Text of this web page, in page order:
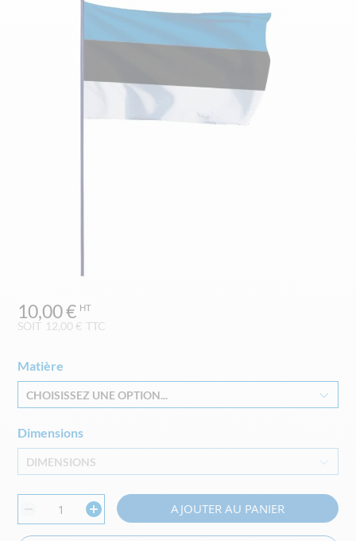
SOIT 12,00 € TTC
10,00 €
Matière
CHOISISSEZ UNE OPTION...
Dimensions
DIMENSIONS
AJOUTER AU PANIER
to
the
the
gallery